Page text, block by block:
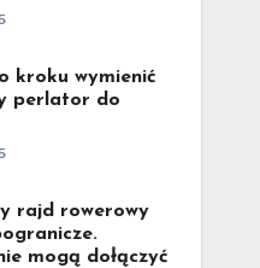
kroku wymienić
perlator do
rajd rowerowy
mogą dołączyć